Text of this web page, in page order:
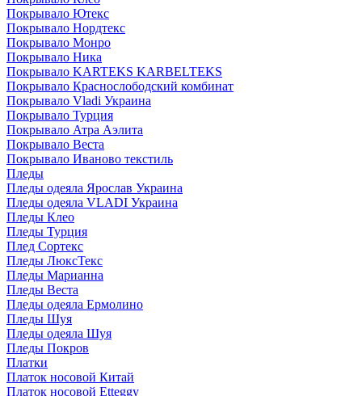
Покрывало Ютекс
Покрывало Нордтекс
Покрывало Монро
Покрывало Ника
Покрывало KARTEKS KARBELTEKS
Покрывало Краснослободский комбинат
Покрывало Vladi Украина
Покрывало Турция
Покрывало Атра Аэлита
Покрывало Веста
Покрывало Иваново текстиль
Пледы
Пледы одеяла Ярослав Украина
Пледы одеяла VLADI Украина
Пледы Клео
Пледы Турция
Плед Сортекс
Пледы ЛюксТекс
Пледы Марианна
Пледы Веста
Пледы одеяла Ермолино
Пледы Шуя
Пледы одеяла Шуя
Пледы Покров
Платки
Платок носовой Китай
Платок носовой Etteggy